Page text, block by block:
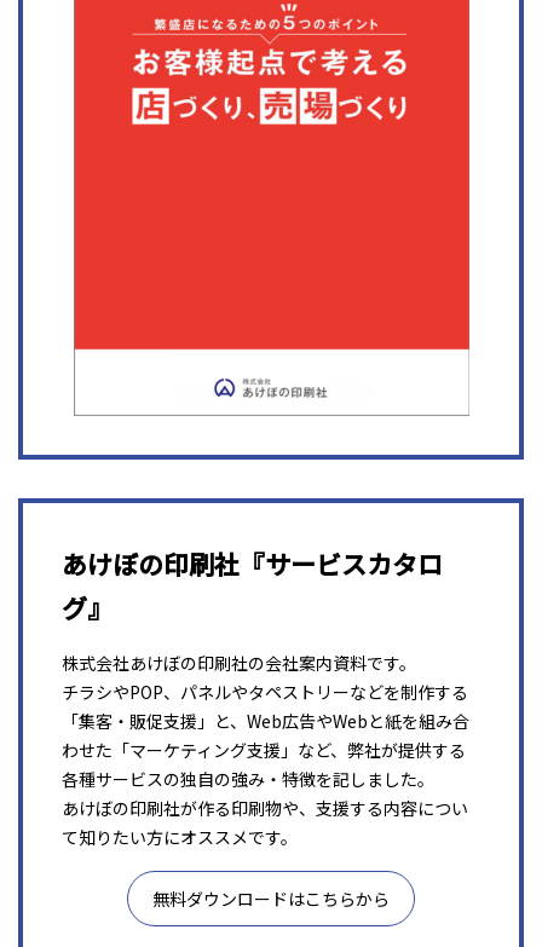
あけぼの印刷社『サービスカタロ
グ』
株式会社あけぼの印刷社の会社案内資料です。
チラシやPOP、パネルやタペストリーなどを制作する
「集客・販促支援」と、Web広告やWebと紙を組み合
わせた「マーケティング支援」など、弊社が提供する
各種サービスの独自の強み・特徴を記しました。
あけぼの印刷社が作る印刷物や、支援する内容につい
て知りたい方にオススメです。
無料ダウンロードはこちらから